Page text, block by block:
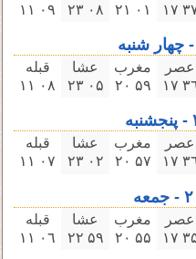
۱٧
۰۱ ۲۱
۰٨ ۲۳
۰٩ ۱۱
عصر
۱٧
مغرب
۵٩ ۲۰
عشا
۰۵ ۲۳
قبله
۰٨ ۱۱
عصر
۱٧
مغرب
۵٧ ۲۰
عشا
۰۲ ۲۳
قبله
۰٧ ۱۱
عصر
۱٧
مغرب
۵۵ ۲۰
عشا
۵٩ ۲۲
قبله
۰٦ ۱۱